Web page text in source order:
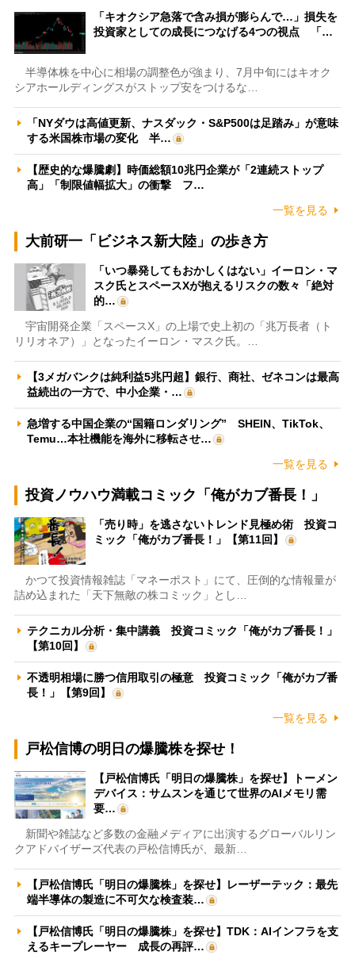
「キオクシア急落で含み損が膨らんで…」損失を
投資家としての成長につなげる4つの視点 「…
半導体株を中心に相場の調整色が強まり、7月中旬にはキオク
シアホールディングスがストップ安をつけるな…
「NYダウは高値更新、ナスダック・S&P500は足踏み」が意味
する米国株市場の変化 半…
【歴史的な爆騰劇】時価総額10兆円企業が「2連続ストップ
高」「制限値幅拡大」の衝撃 フ…
一覧を見る
大前研一「ビジネス新大陸」の歩き方
「いつ暴発してもおかしくはない」イーロン・マ
スク氏とスペースXが抱えるリスクの数々「絶対
的…
宇宙開発企業「スペースX」の上場で史上初の「兆万長者（ト
リリオネア）」となったイーロン・マスク氏。…
【3メガバンクは純利益5兆円超】銀行、商社、ゼネコンは最高
益続出の一方で、中小企業・…
急増する中国企業の“国籍ロンダリング” SHEIN、TikTok、
Temu…本社機能を海外に移転させ…
一覧を見る
投資ノウハウ満載コミック「俺がカブ番長！」
「売り時」を逃さないトレンド見極め術 投資コ
ミック「俺がカブ番長！」【第11回】
かつて投資情報雑誌「マネーポスト」にて、圧倒的な情報量が
詰め込まれた「天下無敵の株コミック」とし…
テクニカル分析・集中講義 投資コミック「俺がカブ番長！」
【第10回】
不透明相場に勝つ信用取引の極意 投資コミック「俺がカブ番
長！」【第9回】
一覧を見る
戸松信博の明日の爆騰株を探せ！
【戸松信博氏「明日の爆騰株」を探せ】トーメン
デバイス：サムスンを通じて世界のAIメモリ需
要…
新聞や雑誌など多数の金融メディアに出演するグローバルリン
クアドバイザーズ代表の戸松信博氏が、最新…
【戸松信博氏「明日の爆騰株」を探せ】レーザーテック：最先
端半導体の製造に不可欠な検査装…
【戸松信博氏「明日の爆騰株」を探せ】TDK：AIインフラを支
えるキープレーヤー 成長の再評…